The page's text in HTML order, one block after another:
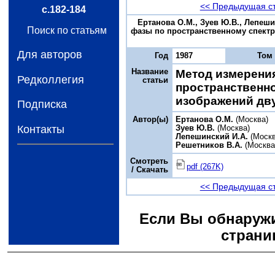
с.182-184
Поиск по статьям
Для авторов
Редколлегия
Подписка
Контакты
<< Предыдущая
Ертанова О.М., Зуев Ю.В.,
фазы по пространственному
Год 1987
Том
Название
статьи
Метод
изображений
Автор(ы) Ертанова О.М. (Москва)
Зуев Ю.В. (Москва)
Лепешинский И.А.
Решетников В.А.
Смотреть
/ Скачать
pdf (267K)
<< Предыдущая
Если Вы